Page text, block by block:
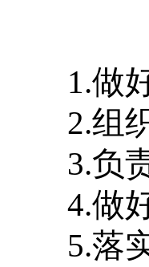
1.做
2.组
3.负
4.做
5.落